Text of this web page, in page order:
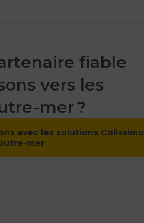
fiable
vers les
mer ?
avec les solutions Colissimo
mer